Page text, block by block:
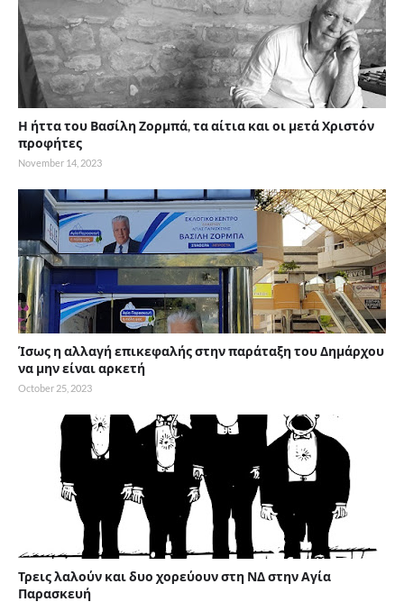
Η ήττα του Βασίλη Ζορμπά, τα αίτια και οι μετά Χριστόν
προφήτες
November 14, 2023
Ίσως η αλλαγή επικεφαλής στην παράταξη του Δημάρχου
να μην είναι αρκετή
October 25, 2023
Τρεις λαλούν και δυο χορεύουν στη ΝΔ στην Αγία
Παρασκευή